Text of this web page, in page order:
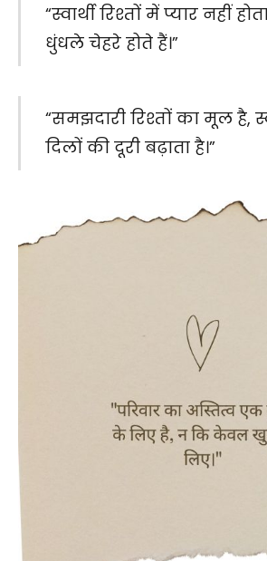
“स्वार्थी रिश्तों में प्यार नहीं
धुंधले चेहरे होते हैं।”
“समझदारी रिश्तों का मूल है,
दिलों की दूरी बढ़ाता है।”